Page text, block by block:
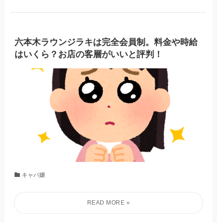
六本木ラウンジラキは完全会員制。料金や時給
はいくら？お店の客層がいいと評判！
キャバ嬢